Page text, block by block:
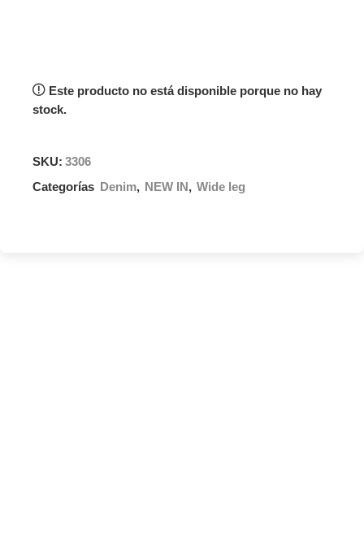
Este producto no está disponible porque no hay
stock.
SKU: 3306
Categorías
Denim, NEW IN , Wide leg